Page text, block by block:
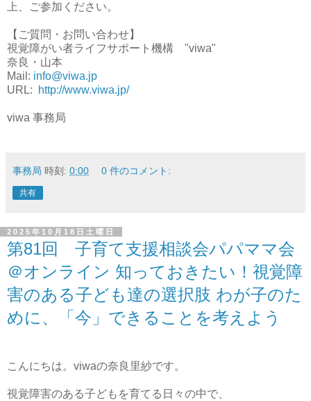
上、ご参加ください。
【ご質問・お問い合わせ】
視覚障がい者ライフサポート機構 "viwa"
奈良・山本
Mail: info@viwa.jp
URL:
http://www.viwa.jp/
viwa 事務局
事務局 時刻: 0:00 0 件のコメント:
共有
2025年10月18日土曜日
第81回 子育て支援相談会パパママ会
＠オンライン 知っておきたい！視覚障
害のある子ども達の選択肢 わが子のた
めに、「今」できることを考えよう
こんにちは。viwaの奈良里紗です。
視覚障害のある子どもを育てる日々の中で、